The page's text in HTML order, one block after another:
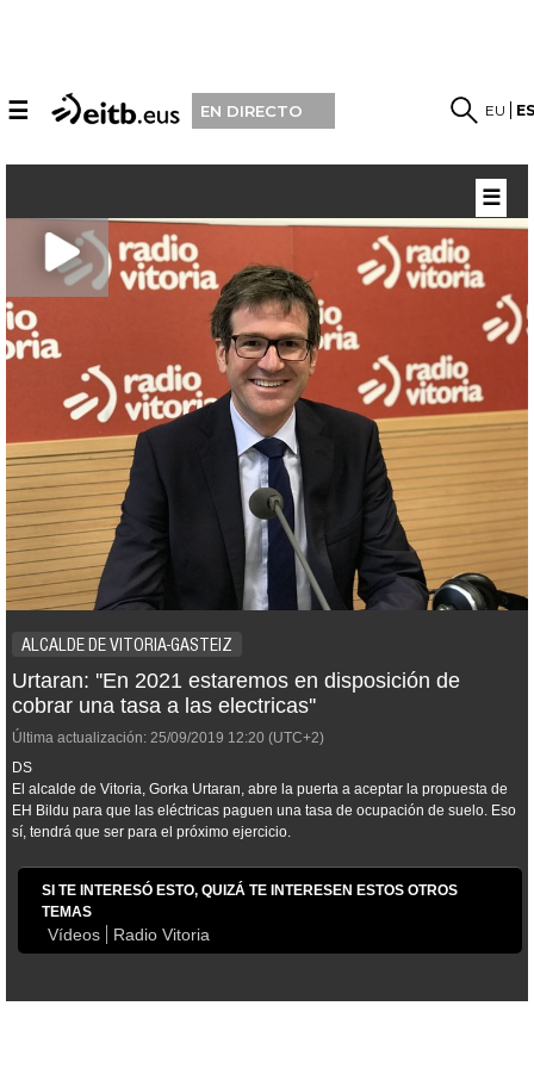
☰ EN DIRECTO EU
ALCALDE DE VITORIA-GASTEIZ
Urtaran: ''En 2021 estaremos en disposición de
cobrar una tasa a las electricas''
Última actualización: 25/09/2019 12:20 (UTC+2)
DS
El alcalde de Vitoria, Gorka Urtaran, abre la puerta a aceptar la propuesta de
EH Bildu para que las eléctricas paguen una tasa de ocupación de suelo. Eso
sí, tendrá que ser para el próximo ejercicio.
SI TE INTERESÓ ESTO, QUIZÁ TE INTERESEN ESTOS OTROS
TEMAS
Vídeos Radio Vitoria
☰